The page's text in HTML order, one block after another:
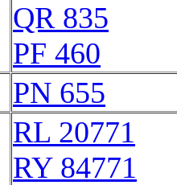
QR 835
PF 460
PN 655
RL 20771
RY 84771